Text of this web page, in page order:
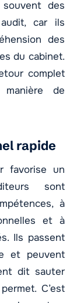
des
car ils
des
du cabinet.
complet
de
rapide
favorise un
sont
à
et à
Ils passent
et peuvent
dit sauter
C’est